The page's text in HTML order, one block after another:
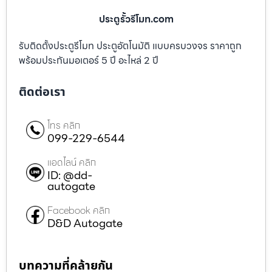
ประตูรั้วรีโมท.com
รับติดตั้งประตูรีโมท ประตูอัตโนมัติ แบบครบวงจร ราคาถูก
พร้อมประกันมอเตอร์ 5 ปี อะไหล่ 2 ปี
ติดต่อเรา
โทร คลิก
099-229-6544
แอดไลน์ คลิก
ID: @dd-
autogate
Facebook คลิก
D&D Autogate
บทความที่คล้ายกัน